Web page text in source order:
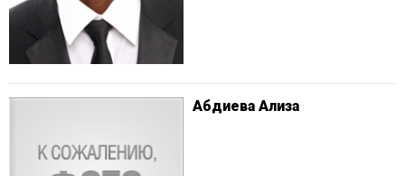
Абдиева Ализа